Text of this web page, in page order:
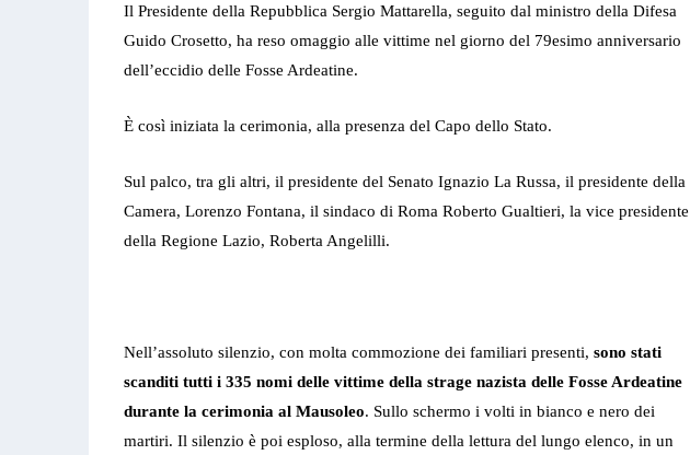
Il Presidente della Repubblica Sergio Mattarella, seguito dal ministro della Difesa
Guido Crosetto, ha reso omaggio alle vittime nel giorno del 79esimo anniversario
dell’eccidio delle Fosse Ardeatine.
È così iniziata la cerimonia, alla presenza del Capo dello Stato.
Sul palco, tra gli altri, il presidente del Senato Ignazio La Russa, il presidente della
Camera, Lorenzo Fontana, il sindaco di Roma Roberto Gualtieri, la vice presidente
della Regione Lazio, Roberta Angelilli.
Nell’assoluto silenzio, con molta commozione dei familiari presenti, sono stati
scanditi tutti i 335 nomi delle vittime della strage nazista delle Fosse Ardeatine
durante la cerimonia al Mausoleo. Sullo schermo i volti in bianco e nero dei
martiri. Il silenzio è poi esploso, alla termine della lettura del lungo elenco, in un